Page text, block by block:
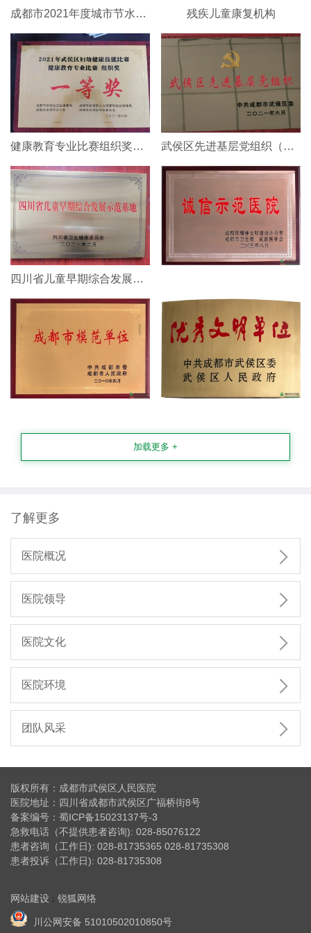
成都市2021年度城市节水工作先进单位 残疾儿童康复机构
健康教育专业比赛组织奖一等奖 武侯区先进基层党组织（行政后勤支部)
四川省儿童早期综合发展示范基地
加载更多 +
了解更多
医院概况 
医院领导 
医院文化 
医院环境 
团队风采 
版权所有：成都市武侯区人民医院
医院地址：四川省成都市武侯区广福桥街8号
备案编号： 蜀ICP备15023137号-3
急救电话（不提供患者咨询): 028-85076122
患者咨询（工作日): 028-81735365 028-81735308
患者投诉（工作日): 028-81735308
网站建设 ： 锐狐网络
川公网安备 51010502010850号